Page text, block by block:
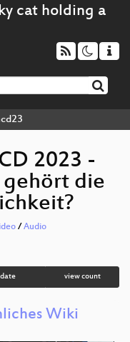
2023 -
die
/ Audio
date view count
Wiki